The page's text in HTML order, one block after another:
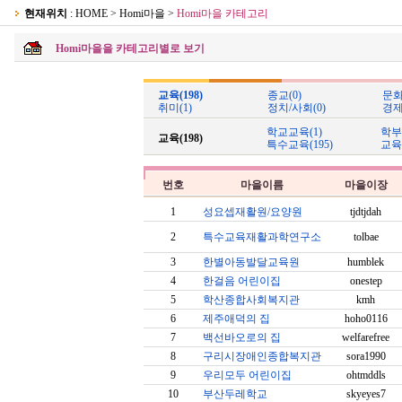
현재위치 : HOME > Homi마을 > Homi마을 카테고리
Homi마을을 카테고리별로 보기
교육(198) 종교(0)
문
취미(1)
정치/사회(0) 경
교육(198) 학교교육(1)
학
특수교육(195)
교
번호 마을이름 마을이장
1 성요셉재활원/요양원
tjdtjdah
2
특수교육재활과학연구소
tolbae
3
한별아동발달교육원
humblek
4
한걸음 어린이집
onestep
5
학산종합사회복지관
kmh
6
제주애덕의 집
hoho0116
7
백선바오로의 집
welfarefree
8
구리시장애인종합복지관
sora1990
9
우리모두 어린이집
ohtmddls
10
부산두레학교 skyeyes7